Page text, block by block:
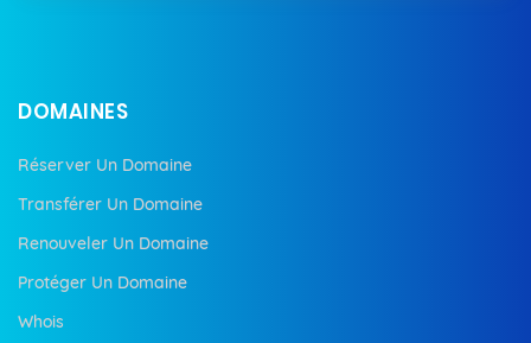
DOMAINES
Réserver Un Domaine
Transférer Un Domaine
Renouveler Un Domaine
Protéger Un Domaine
Whois